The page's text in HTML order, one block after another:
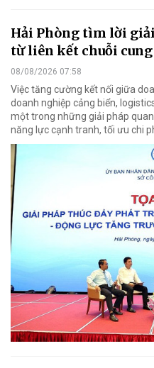
Hải Phòng tìm lời
từ liên kết chuỗi
08/08/2026 07:58
Việc tăng cường kết nối giữa
doanh nghiệp cảng biển,
một trong những giải pháp
năng lực cạnh tranh, tối ưu chi